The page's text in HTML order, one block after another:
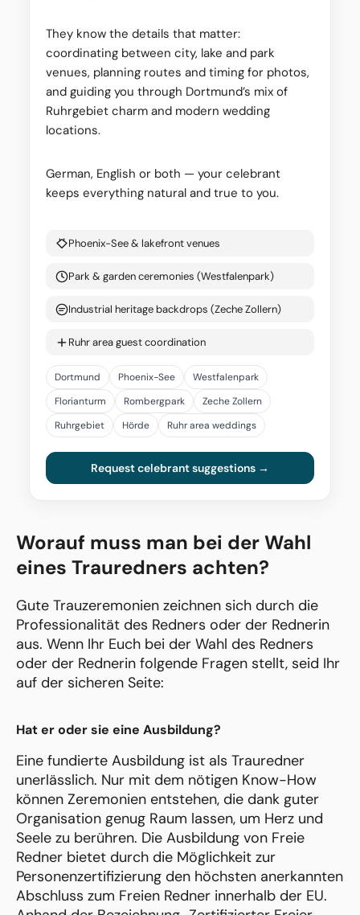
They know the details that matter:
coordinating between city, lake and park
venues, planning routes and timing for photos,
and guiding you through Dortmund’s mix of
Ruhrgebiet charm and modern wedding
locations.
German, English or both — your celebrant
keeps everything natural and true to you.
Phoenix-See & lakefront venues
Park & garden ceremonies (Westfalenpark)
Industrial heritage backdrops (Zeche Zollern)
Ruhr area guest coordination
Dortmund Phoenix-See
Westfalenpark
Florianturm
Rombergpark
Zeche Zollern
Ruhrgebiet
Hörde Ruhr area weddings
Request celebrant suggestions →
Worauf muss man bei der Wahl
eines Trauredners achten?
Gute Trauzeremonien zeichnen sich durch die
Professionalität des Redners oder der Rednerin
aus. Wenn Ihr Euch bei der Wahl des Redners
oder der Rednerin folgende Fragen stellt, seid Ihr
auf der sicheren Seite:
Hat er oder sie eine Ausbildung?
Eine fundierte Ausbildung ist als Trauredner
unerlässlich. Nur mit dem nötigen Know-How
können Zeremonien entstehen, die dank guter
Organisation genug Raum lassen, um Herz und
Seele zu berühren. Die Ausbildung von Freie
Redner bietet durch die Möglichkeit zur
Personenzertifizierung den höchsten anerkannten
Abschluss zum Freien Redner innerhalb der EU.